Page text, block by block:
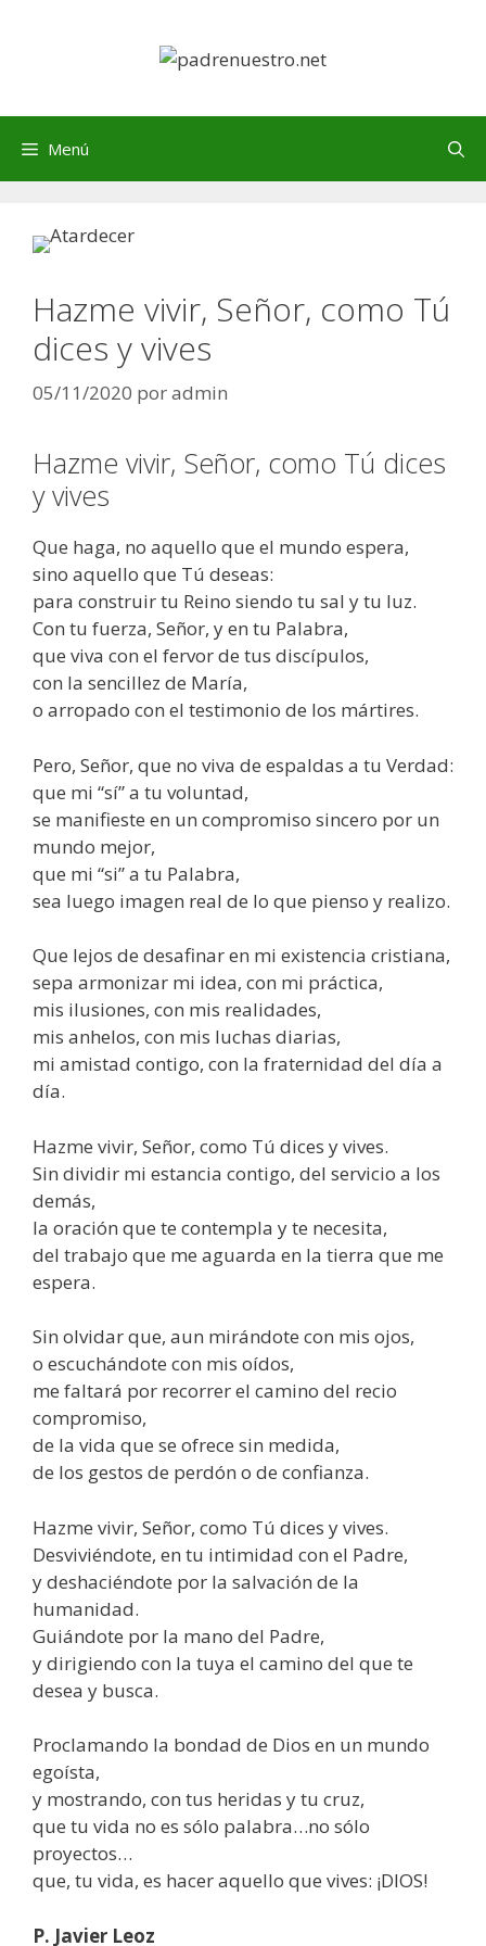
Menú
Hazme vivir, Señor, como Tú
dices y vives
05/11/2020 poradmin
Hazme vivir, Señor, como Tú dices
y vives
Que haga, no aquello que el mundo espera,
sino aquello que Tú deseas:
para construir tu Reino siendo tu sal y tu luz.
Con tu fuerza, Señor, y en tu Palabra,
que viva con el fervor de tus discípulos,
con la sencillez de María,
o arropado con el testimonio de los mártires.
Pero, Señor, que no viva de espaldas a tu Verdad:
que mi “sí” a tu voluntad,
se manifieste en un compromiso sincero por un
mundo mejor,
que mi “si” a tu Palabra,
sea luego imagen real de lo que pienso y realizo.
Que lejos de desafinar en mi existencia cristiana,
sepa armonizar mi idea, con mi práctica,
mis ilusiones, con mis realidades,
mis anhelos, con mis luchas diarias,
mi amistad contigo, con la fraternidad del día a
día.
Hazme vivir, Señor, como Tú dices y vives.
Sin dividir mi estancia contigo, del servicio a los
demás,
la oración que te contempla y te necesita,
del trabajo que me aguarda en la tierra que me
espera.
Sin olvidar que, aun mirándote con mis ojos,
o escuchándote con mis oídos,
me faltará por recorrer el camino del recio
compromiso,
de la vida que se ofrece sin medida,
de los gestos de perdón o de confianza.
Hazme vivir, Señor, como Tú dices y vives.
Desviviéndote, en tu intimidad con el Padre,
y deshaciéndote por la salvación de la
humanidad.
Guiándote por la mano del Padre,
y dirigiendo con la tuya el camino del que te
desea y busca.
Proclamando la bondad de Dios en un mundo
egoísta,
y mostrando, con tus heridas y tu cruz,
que tu vida no es sólo palabra…no sólo
proyectos…
que, tu vida, es hacer aquello que vives: ¡DIOS!
P. Javier Leoz